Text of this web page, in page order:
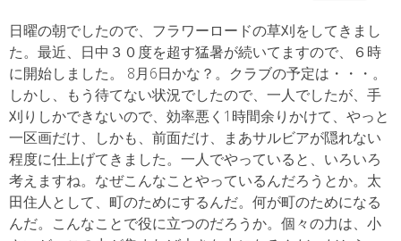
日曜の朝でしたので、フラワーロードの草刈をしてきまし
た。最近、日中３０度を超す猛暑が続いてますので、６時
に開始しました。 8月6日かな？。クラブの予定は・・・。
しかし、もう待てない状況でしたので、一人でしたが、手
刈りしかできないので、効率悪く1時間余りかけて、やっと
一区画だけ、しかも、前面だけ、まあサルビアが隠れない
程度に仕上げてきました。一人でやっていると、いろいろ
考えますね。なぜこんなことやっているんだろうとか。太
田住人として、町のためにするんだ。何が町のためになる
んだ。こんなことで役に立つのだろうか。個々の力は、小